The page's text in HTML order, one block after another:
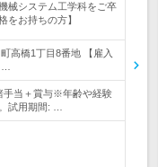
械システム工学科をご卒
をお持ちの方】
高橋1丁目8番地 【雇入
手当＋賞与※年齢や経験
試用期間: …